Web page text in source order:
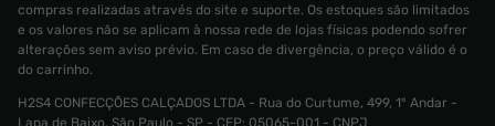
Camiseta Jordan Varsity Split Infantil
compras realizadas através do site e suporte. Os estoques são limitados
e os valores não se aplicam à nossa rede de lojas físicas podendo sofrer
alterações sem aviso prévio. Em caso de divergência, o preço válido é o
do carrinho.
H2S4 CONFECÇÕES CALÇADOS LTDA - Rua do Curtume, 499, 1° Andar -
Lapa de Baixo, São Paulo - SP - CEP: 05065-001 - CNPJ